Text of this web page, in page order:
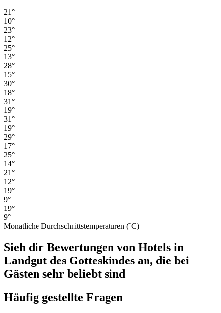
21°
10°
23°
12°
25°
13°
28°
15°
30°
18°
31°
19°
31°
19°
29°
17°
25°
14°
21°
12°
19°
9°
19°
9°
Monatliche Durchschnittstemperaturen (˚C)
Sieh dir Bewertungen von Hotels in
Landgut des Gotteskindes an, die bei
Gästen sehr beliebt sind
Häufig gestellte Fragen